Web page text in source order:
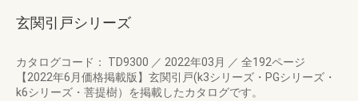
玄関引戸シリーズ
カタログコード： TD9300 ／ 2022年03月 ／ 全192ページ
【2022年6月価格掲載版】玄関引戸(k3シリーズ・PGシリーズ・
k6シリーズ・菩提樹）を掲載したカタログです。